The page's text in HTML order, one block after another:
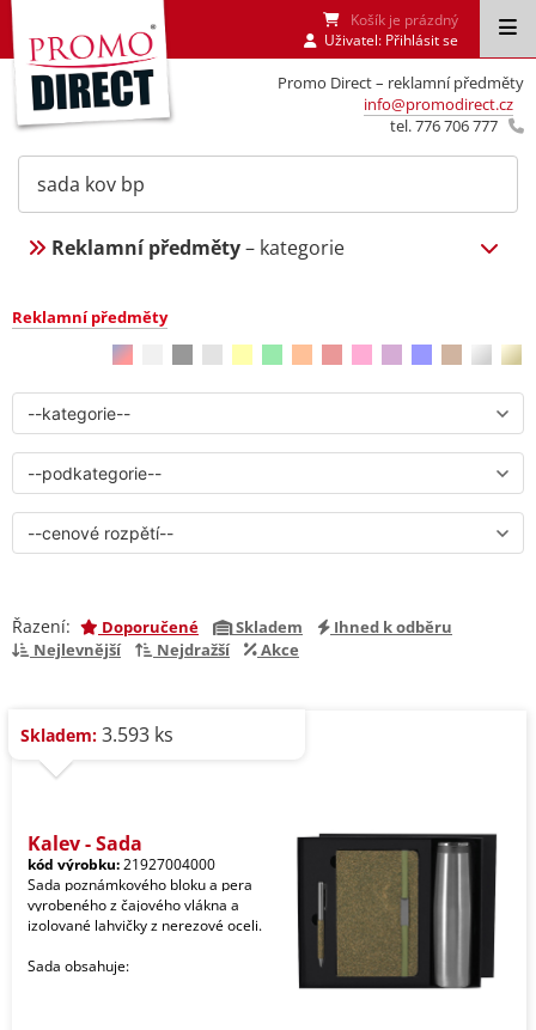
Promo Direct – reklamní předměty
info@promodirect.cz
tel. 776 706 777
Košík je prázdný
Uživatel: Přihlásit se
Reklamní předměty– kategorie
Reklamní předměty
Řazení: Doporučené Skladem
Ihned k odběru
Nejlevnější
Nejdražší Akce
Skladem: 3.593 ks
Kaley - Sada
kód výrobku:21927004000
Sada poznámkového bloku a pera
vyrobeného z čajového vlákna a
izolované lahvičky z nerezové oceli.
Sada obsahuje: